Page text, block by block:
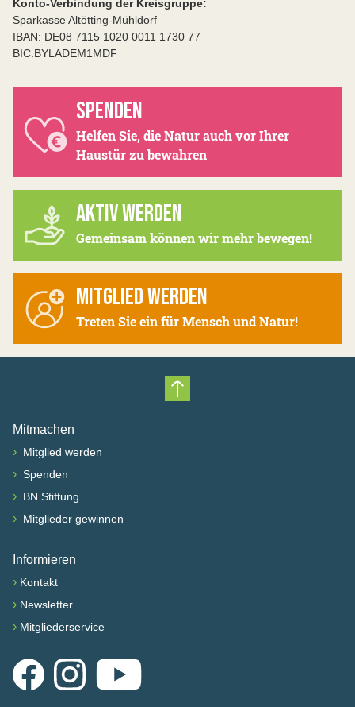
Konto-Verbindung der Kreisgruppe:
Sparkasse Altötting-Mühldorf
IBAN: DE08 7115 1020 0011 1730 77
BIC:BYLADEM1MDF
SPENDEN
Helfen Sie, die Natur auch vor Ihrer
Haustür zu bewahren
AKTIV WERDEN
Gemeinsam können wir mehr bewegen!
MITGLIED WERDEN
Treten Sie ein für Mensch und Natur!
Nach oben scrollen
Mitmachen
› Mitglied werden
› Spenden
› BN Stiftung
› Mitglieder gewinnen
Informieren
› Kontakt
› Newsletter
› Mitgliederservice
FacebookInstagramYouTube